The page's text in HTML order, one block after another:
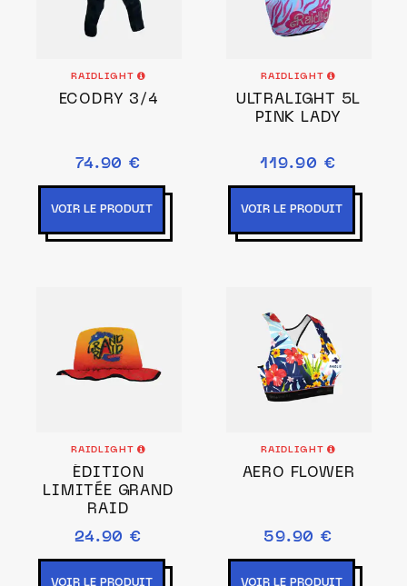
RAIDLIGHT
ECODRY 3/4
74.90 €
VOIR LE PRODUIT
RAIDLIGHT
ULTRALIGHT 5L
PINK LADY
119.90 €
VOIR LE PRODUIT
RAIDLIGHT
ÉDITION
LIMITÉE GRAND
RAID
24.90 €
VOIR LE PRODUIT
RAIDLIGHT
AERO FLOWER
59.90 €
VOIR LE PRODUIT